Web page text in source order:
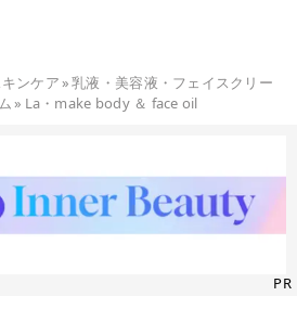
になれそう！！ ただ塗った所
アオイルとして
振らずにパールなしの
、使い勝手の良いオイルだと思いま
ンケア»乳液・美容液・フェイスクリー
» La・make body ＆ face oil
PR